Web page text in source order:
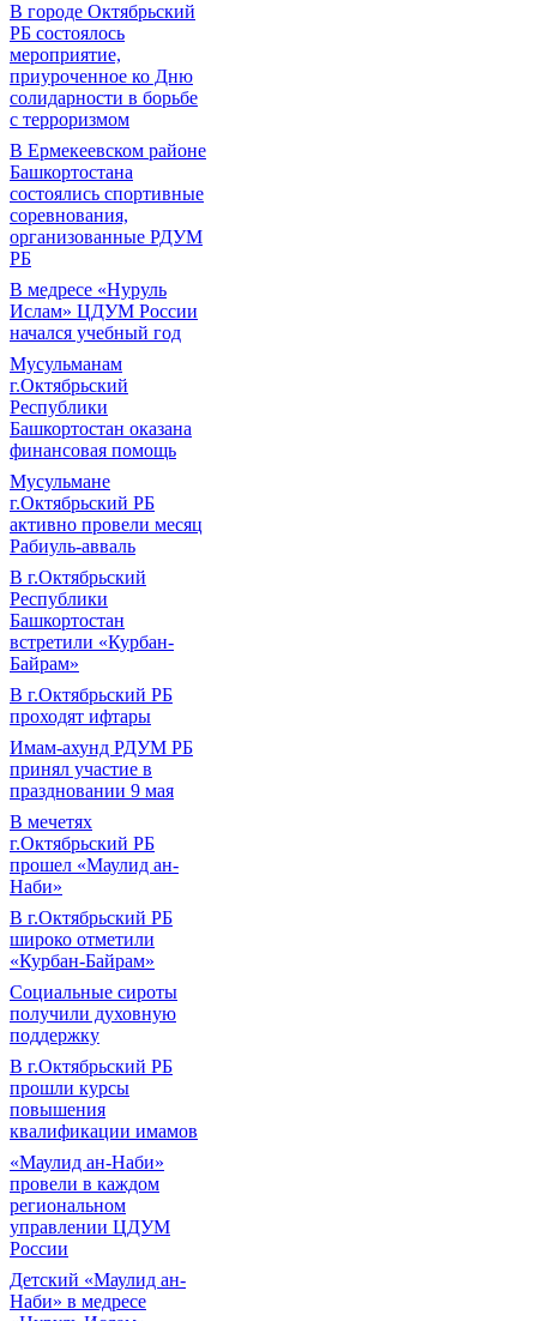
В городе Октябрьский
РБ состоялось
мероприятие,
приуроченное ко Дню
солидарности в борьбе
с терроризмом
В Ермекеевском районе
Башкортостана
состоялись спортивные
соревнования,
организованные РДУМ
РБ
В медресе «Нуруль
Ислам» ЦДУМ России
начался учебный год
Мусульманам
г.Октябрьский
Республики
Башкортостан оказана
финансовая помощь
Мусульмане
г.Октябрьский РБ
активно провели месяц
Рабиуль-авваль
В г.Октябрьский
Республики
Башкортостан
встретили «Курбан-
Байрам»
В г.Октябрьский РБ
проходят ифтары
Имам-ахунд РДУМ РБ
принял участие в
праздновании 9 мая
В мечетях
г.Октябрьский РБ
прошел «Маулид ан-
Наби»
В г.Октябрьский РБ
широко отметили
«Курбан-Байрам»
Социальные сироты
получили духовную
поддержку
В г.Октябрьский РБ
прошли курсы
повышения
квалификации имамов
«Маулид ан-Наби»
провели в каждом
региональном
управлении ЦДУМ
России
Детский «Маулид ан-
Наби» в медресе